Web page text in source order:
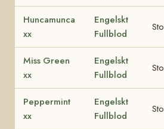
Huncamunca
xx
Engelskt
Fullblod
Sto
Miss Green
xx
Engelskt
Fullblod
Sto
Peppermint
xx
Engelskt
Fullblod
Sto